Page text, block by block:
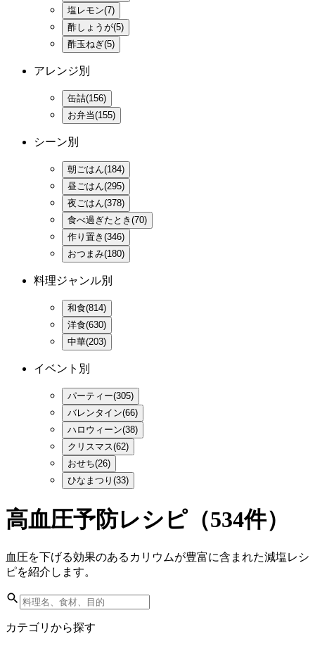
塩レモン(7)
酢しょうが(5)
酢玉ねぎ(5)
アレンジ別
缶詰(156)
お弁当(155)
シーン別
朝ごはん(184)
昼ごはん(295)
夜ごはん(378)
食べ過ぎたとき(70)
作り置き(346)
おつまみ(180)
料理ジャンル別
和食(814)
洋食(630)
中華(203)
イベント別
パーティー(305)
バレンタイン(66)
ハロウィーン(38)
クリスマス(62)
おせち(26)
ひなまつり(33)
高血圧予防レシピ（534件）
血圧を下げる効果のあるカリウムが豊富に含まれた減塩レシ
ピを紹介します。
カテゴリから探す